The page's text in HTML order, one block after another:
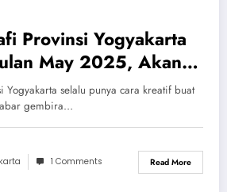
Provinsi Yogyakarta
May 2025, Akan
Tennis
Yogyakarta selalu punya cara kreatif buat
gembira…
1 Comments Read More